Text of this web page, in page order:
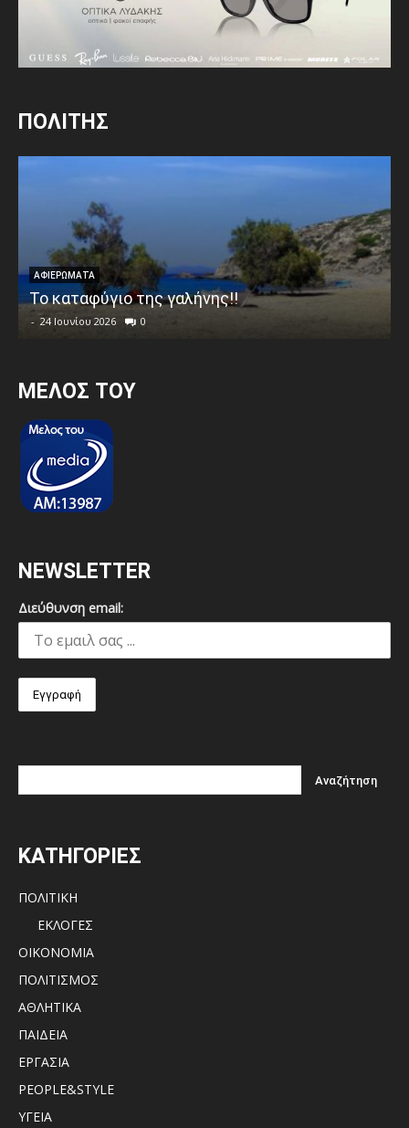
ΠΟΛΙΤΗΣ
ΑΦΙΕΡΩΜΑΤΑ
Το καταφύγιο της γαλήνης!!
- 24 Ιουνίου 2026 0
MEΛΟΣ ΤΟΥ
NEWSLETTER
Διεύθυνση email:
ΚΑΤΗΓΟΡΙΕΣ
ΠΟΛΙΤΙΚΗ
ΕΚΛΟΓΕΣ
ΟΙΚΟΝΟΜΙΑ
ΠΟΛΙΤΙΣΜΟΣ
ΑΘΛΗΤΙΚΑ
ΠΑΙΔΕΙΑ
ΕΡΓΑΣΙΑ
PEOPLE&STYLE
ΥΓΕΙΑ